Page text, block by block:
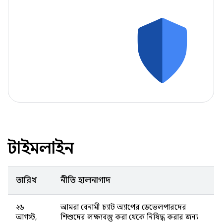
টাইমলাইন
তারিখ নীতি হালনাগাদ
২৬
আগস্ট,
আমরা বেনামী চ্যাট অ্যাপের ডেভেলপারদের
শিশুদের লক্ষ্যবস্তু করা থেকে নিষিদ্ধ করার জন্য